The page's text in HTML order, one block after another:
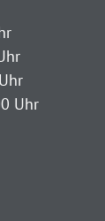
Uhr